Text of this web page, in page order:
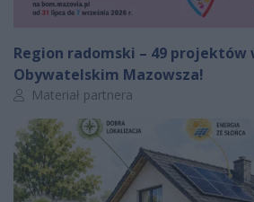
Region radomski – 49 projektów
Obywatelskim Mazowsza!
Autor artykułu:
Materiał partnera